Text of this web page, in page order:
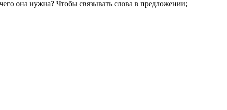
она нужна? Чтобы связывать слова в предложении;